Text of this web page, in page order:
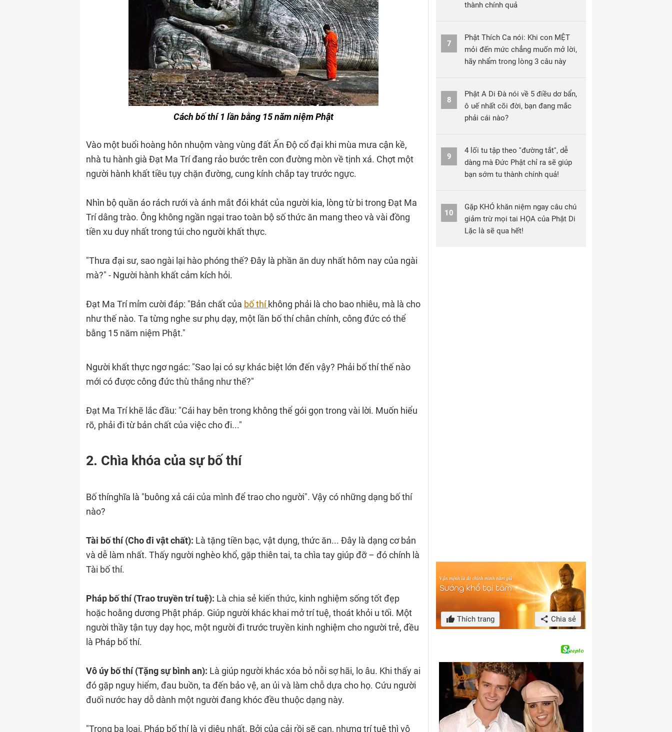
Cách bố thí 1 lần bằng 15 năm niệm Phật
Vào một buổi hoàng hôn nhuộm vàng vùng đất Ấn Độ cổ đại khi mùa mưa cận kề,
nhà tu hành già Đạt Ma Trí đang rảo bước trên con đường mòn về tịnh xá. Chợt một
người hành khất tiều tụy chặn đường, cung kính chắp tay trước ngực.
Nhìn bộ quần áo rách rưới và ánh mắt đói khát của người kia, lòng từ bi trong Đạt Ma
Trí dâng trào. Ông không ngần ngại trao toàn bộ số thức ăn mang theo và vài đồng
tiền xu duy nhất trong túi cho người khất thực.
"Thưa đại sư, sao ngài lại hào phóng thế? Đây là phần ăn duy nhất hôm nay của ngài
mà?" - Người hành khất cảm kích hỏi.
Đạt Ma Trí mỉm cười đáp: "Bản chất của bố thí không phải là cho bao nhiêu, mà là cho
như thế nào. Ta từng nghe sư phụ dạy, một lần bố thí chân chính, công đức có thể
bằng 15 năm niệm Phật."
Người khất thực ngơ ngác: "Sao lại có sự khác biệt lớn đến vậy? Phải bố thí thế nào
mới có được công đức thù thắng như thế?"
Đạt Ma Trí khẽ lắc đầu: "Cái hay bên trong không thể gói gọn trong vài lời. Muốn hiểu
rõ, phải đi từ bản chất của việc cho đi..."
2. Chìa khóa của sự bố thí
Bố thínghĩa là "buông xả cái của mình để trao cho người". Vậy có những dạng bố thí
nào?
Tài bố thí (Cho đi vật chất): Là tặng tiền bạc, vật dụng, thức ăn... Đây là dạng cơ bản
và dễ làm nhất. Thấy người nghèo khổ, gặp thiên tai, ta chìa tay giúp đỡ – đó chính là
Tài bố thí.
Pháp bố thí (Trao truyền trí tuệ): Là chia sẻ kiến thức, kinh nghiệm sống tốt đẹp
hoặc hoằng dương Phật pháp. Giúp người khác khai mở trí tuệ, thoát khỏi u tối. Một
người thầy tận tụy dạy học, một người đi trước truyền kinh nghiệm cho người trẻ, đều
là Pháp bố thí.
Vô úy bố thí (Tặng sự bình an): Là giúp người khác xóa bỏ nỗi sợ hãi, lo âu. Khi thấy ai
đó gặp nguy hiểm, đau buồn, ta đến bảo vệ, an ủi và làm chỗ dựa cho họ. Cứu người
đuối nước hay dỗ dành một người đang khóc đều thuộc dạng này.
"Trong ba loại, Pháp bố thí là vi diệu nhất. Bởi của cải rồi sẽ cạn, nhưng trí tuệ thì vô
thành chính quả
7
Phật Thích Ca nói: Khi con MỆT
mỏi đến mức chẳng muốn mở lời,
hãy nhẩm trong lòng 3 câu này
8
Phật A Di Đà nói về 5 điều dơ bẩn,
ô uế nhất cõi đời, bạn đang mắc
phải cái nào?
9
4 lối tu tập theo ''đường tắt'', dễ
dàng mà Đức Phật chỉ ra sẽ giúp
bạn sớm tu thành chính quả!
10
Gặp KHÓ khăn niệm ngay câu chú
giảm trừ mọi tai HỌA của Phật Di
Lặc là sẽ qua hết!
Thích trang Chia sẻ